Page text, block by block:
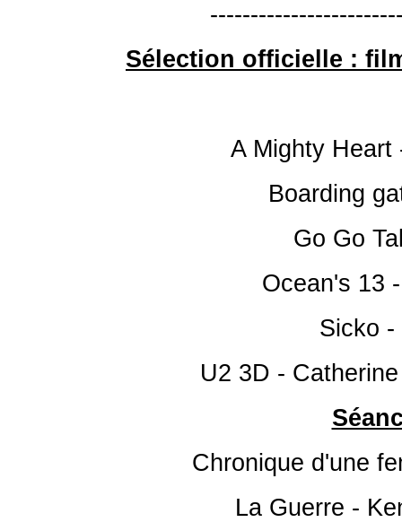
Sélection officielle :
A Mighty Heart
Boarding
Go Go
Ocean's 13
Sicko -
U2 3D -
Chronique d'une
La Guerre -